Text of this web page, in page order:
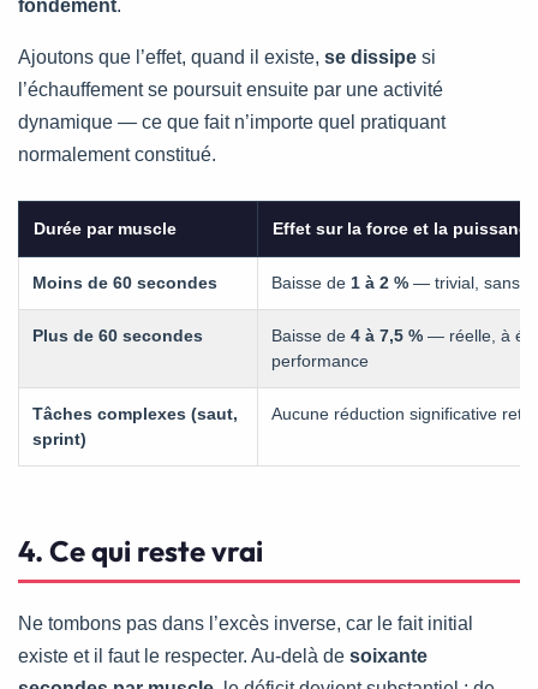
fondement.
Ajoutons que l’effet, quand il existe, se dissipe si
l’échauffement se poursuit ensuite par une activité
dynamique — ce que fait n’importe quel pratiquant
normalement constitué.
Durée par muscle Effet sur la force et la
Moins de 60 secondes Baisse de 1 à 2 % — trivial, sans
Plus de 60 secondes Baisse de 4 à 7,5 % — réelle, à
performance
Tâches complexes (saut,
sprint)
Aucune réduction significative
4. Ce qui reste vrai
Ne tombons pas dans l’excès inverse, car le fait initial
existe et il faut le respecter. Au-delà de soixante